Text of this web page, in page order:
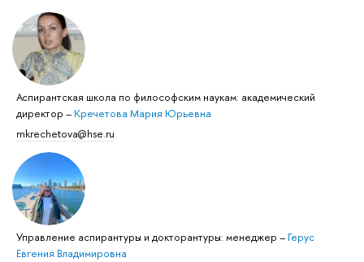
Аспирантская школа по философским наукам: академический
директор – Кречетова Мария Юрьевна
mkrechetova@hse.ru
Управление аспирантуры и докторантуры: менеджер – Герус
Евгения Владимировна